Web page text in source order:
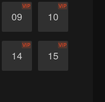
09
VIP
10
VIP
14
VIP
15
VIP